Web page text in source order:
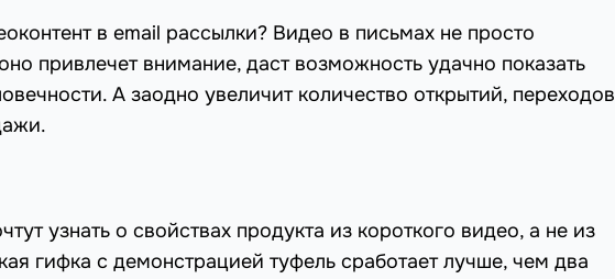
в email рассылки? Видео в письмах не просто
привлечет внимание, даст возможность удачно показать
А заодно увеличит количество открытий, переходов
узнать о свойствах продукта из короткого видео, а не из
гифка с демонстрацией туфель сработает лучше, чем два